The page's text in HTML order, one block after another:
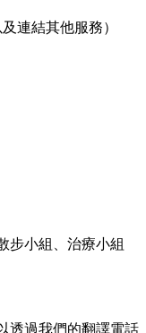
連結其他服務）
步小組、治療小組
透過我們的翻譯電話